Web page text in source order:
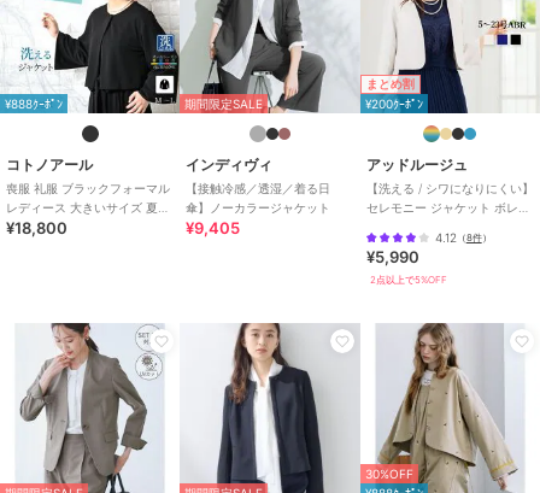
¥888ｸｰﾎﾟﾝ
コトノアール
喪服 礼服 ブラックフォーマル
レディース 大きいサイズ 夏物
夏用 洗える 日本製
¥18,800
期間限定SALE
インディヴィ
【接触冷感／透湿／着る日
傘】ノーカラージャケット
¥9,405
まとめ割
¥200ｸｰﾎﾟﾝ
アッドルージュ
【洗える / シワになりにくい】
セレモニー ジャケット ボレロ
4.12 （8件）
¥5,990
2点以上で5%OFF
30%OFF